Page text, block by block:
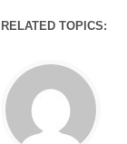
RELATED TOPICS: